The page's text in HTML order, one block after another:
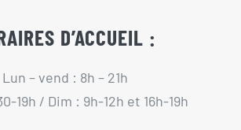
D’ACCUEIL :
Lun – vend : 8h – 21h
19h / Dim : 9h-12h et 16h-19h